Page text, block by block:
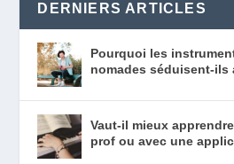
DERNIERS ARTICLES
Pourquoi les
nomades séduisent-ils
Vaut-il mieux
prof ou avec une